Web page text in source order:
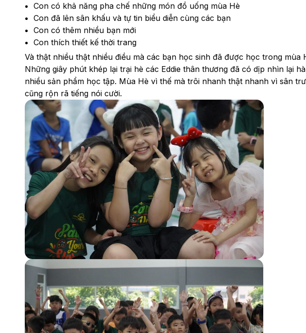
Con có khả năng pha chế những món đồ uống mùa Hè
Con đã lên sân khấu và tự tin biểu diễn cùng các bạn
Con có thêm nhiều bạn mới
Con thích thiết kế thời trang
Và thật nhiều thật nhiều điều mà các bạn học sinh đã được học trong mùa
Những giây phút khép lại trại hè các Eddie thân thương đã có dịp nhìn lại
nhiều sản phẩm học tập. Mùa Hè vì thế mà trôi nhanh thật nhanh vì sân
cũng rộn rã tiếng nói cười.